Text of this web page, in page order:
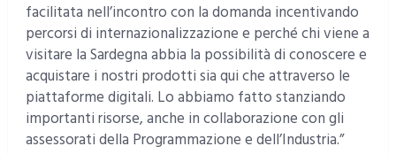
facilitata nell’incontro con la domanda incentivando
percorsi di internazionalizzazione e perché chi viene a
visitare la Sardegna abbia la possibilità di conoscere e
acquistare i nostri prodotti sia qui che attraverso le
piattaforme digitali. Lo abbiamo fatto stanziando
importanti risorse, anche in collaborazione con gli
assessorati della Programmazione e dell’Industria.”